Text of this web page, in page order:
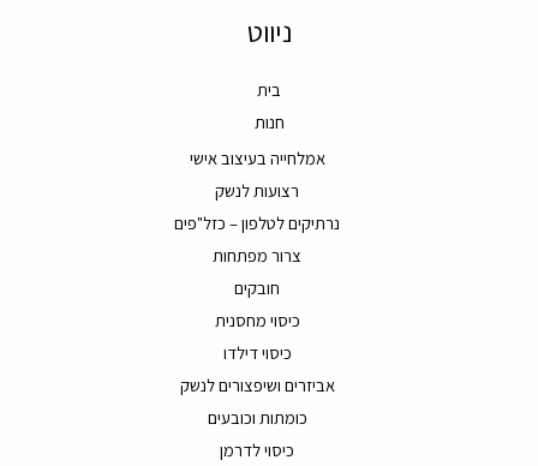
ניווט
בית
חנות
אמלחייה בעיצוב אישי
רצועות לנשק
נרתיקים לטלפון – כזל"פים
צרור מפתחות
חובקים
כיסוי מחסנית
כיסוי דילדו
אביזרים ושיפצורים לנשק
כומתות וכובעים
כיסוי לדרמן